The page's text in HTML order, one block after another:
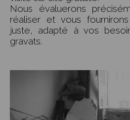
Nous évaluerons
réaliser et vous
juste, adapté à vos
gravats.